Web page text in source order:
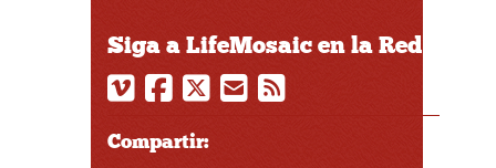
Siga a LifeMosaic en la Red
Compartir: